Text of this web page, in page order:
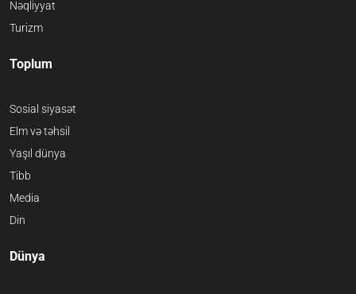
Nəqliyyat
Turizm
Toplum
Sosial siyasət
Elm və təhsil
Yaşıl dünya
Tibb
Media
Din
Dünya